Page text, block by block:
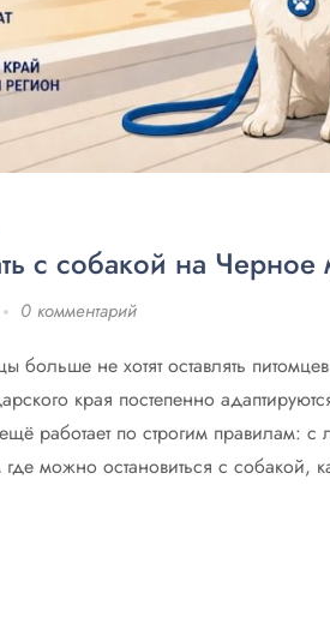
с собакой на Черное
0 комментарий
больше не хотят оставлять
края постепенно
работает по строгим правилам: с
можно остановиться с собакой,